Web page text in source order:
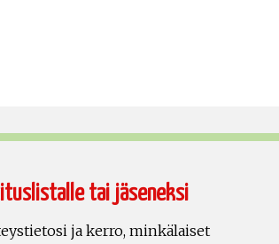
tai jäseneksi
ja kerro, minkälaiset